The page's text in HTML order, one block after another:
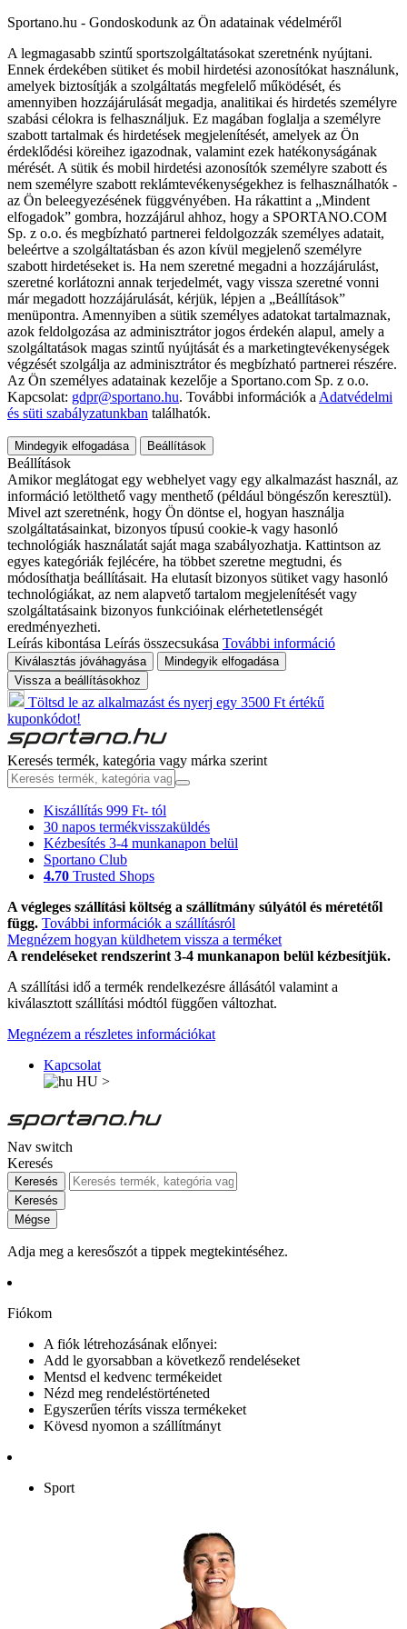
Sportano.hu - Gondoskodunk az Ön adatainak védelméről
A legmagasabb szintű sportszolgáltatásokat szeretnénk nyújtani.
Ennek érdekében sütiket és mobil hirdetési azonosítókat használunk,
amelyek biztosítják a szolgáltatás megfelelő működését, és
amennyiben hozzájárulását megadja, analitikai és hirdetés személyre
szabási célokra is felhasználjuk. Ez magában foglalja a személyre
szabott tartalmak és hirdetések megjelenítését, amelyek az Ön
érdeklődési köreihez igazodnak, valamint ezek hatékonyságának
mérését. A sütik és mobil hirdetési azonosítók személyre szabott és
nem személyre szabott reklámtevékenységekhez is felhasználhatók -
az Ön beleegyezésének függvényében. Ha rákattint a „Mindent
elfogadok” gombra, hozzájárul ahhoz, hogy a SPORTANO.COM
Sp. z o.o. és megbízható partnerei feldolgozzák személyes adatait,
beleértve a szolgáltatásban és azon kívül megjelenő személyre
szabott hirdetéseket is. Ha nem szeretné megadni a hozzájárulást,
szeretné korlátozni annak terjedelmét, vagy vissza szeretné vonni
már megadott hozzájárulását, kérjük, lépjen a „Beállítások”
menüpontra. Amennyiben a sütik személyes adatokat tartalmaznak,
azok feldolgozása az adminisztrátor jogos érdekén alapul, amely a
szolgáltatások magas szintű nyújtását és a marketingtevékenységek
végzését szolgálja az adminisztrátor és megbízható partnerei részére.
Az Ön személyes adatainak kezelője a Sportano.com Sp. z o.o.
Kapcsolat: gdpr@sportano.hu. További információk a Adatvédelmi
és süti szabályzatunkban találhatók.
Mindegyik elfogadása Beállítások
Beállítások
Amikor meglátogat egy webhelyet vagy egy alkalmazást használ, az
információ letölthető vagy menthető (például böngészőn keresztül).
Mivel azt szeretnénk, hogy Ön döntse el, hogyan használja
szolgáltatásainkat, bizonyos típusú cookie-k vagy hasonló
technológiák használatát saját maga szabályozhatja. Kattintson az
egyes kategóriák fejlécére, ha többet szeretne megtudni, és
módosíthatja beállításait. Ha elutasít bizonyos sütiket vagy hasonló
technológiákat, az nem alapvető tartalom megjelenítését vagy
szolgáltatásaink bizonyos funkcióinak elérhetetlenségét
eredményezheti.
Leírás kibontása Leírás összecsukása További információ
Kiválasztás jóváhagyása
Mindegyik elfogadása
Vissza a beállításokhoz
Töltsd le az alkalmazást és nyerj egy 3500 Ft értékű
kuponkódot!
Keresés termék, kategória vagy márka szerint
Kiszállítás 999 Ft- tól
30 napos termékvisszaküldés
Kézbesítés 3-4 munkanapon belül
Sportano Club
4.70 Trusted Shops
A végleges szállítási költség a szállítmány súlyától és méretétől
függ. További információk a szállításról
Megnézem hogyan küldhetem vissza a terméket
A rendeléseket rendszerint 3-4 munkanapon belül kézbesítjük.
A szállítási idő a termék rendelkezésre állásától valamint a
kiválasztott szállítási módtól függően változhat.
Megnézem a részletes információkat
Kapcsolat
HU >
Nav switch
Keresés
Keresés
Keresés
Mégse
Adja meg a keresőszót a tippek megtekintéséhez.
Fiókom
A fiók létrehozásának előnyei:
Add le gyorsabban a következő rendeléseket
Mentsd el kedvenc termékeidet
Nézd meg rendeléstörténeted
Egyszerűen téríts vissza termékeket
Kövesd nyomon a szállítmányt
Sport